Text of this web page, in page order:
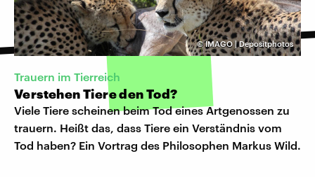
©IMAGO | Depositphotos
Trauern im Tierreich
Verstehen Tiere den Tod?
Viele Tiere scheinen beim Tod eines Artgenossen zu
trauern. Heißt das, dass Tiere ein Verständnis vom
Tod haben? Ein Vortrag des Philosophen Markus Wild.